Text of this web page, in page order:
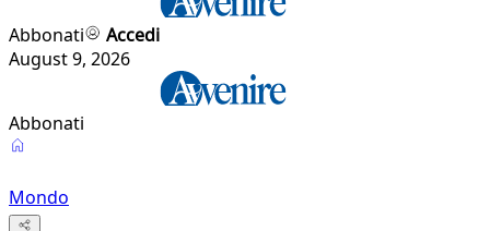
Abbonati
Accedi
August 9, 2026
Abbonati
Mondo